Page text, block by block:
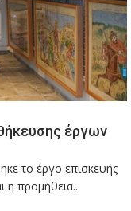
έργων
το έργο επισκευής
η προμήθεια...